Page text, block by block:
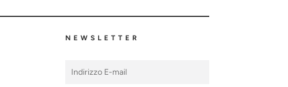
NEWSLETTER